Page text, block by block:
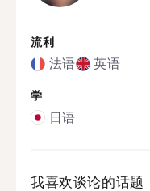
流利
法语 英语
学
日语
我喜欢谈论的话题